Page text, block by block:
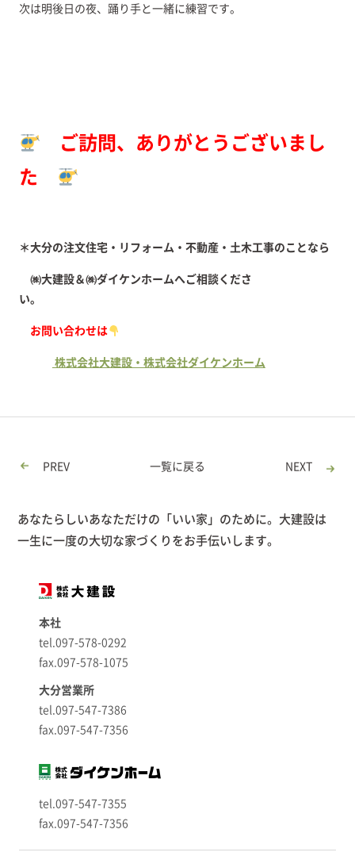
次は明後日の夜、踊り手と一緒に練習です。
ご訪問、ありがとうございまし
た
＊大分の注文住宅・リフォーム・不動産・土木工事のことなら
㈱大建設＆㈱ダイケンホームへご相談くださ
い。
お問い合わせは
株式会社大建設・株式会社ダイケンホーム
PREV 一覧に戻る NEXT
あなたらしいあなただけの「いい家」のために。大建設は
一生に一度の大切な家づくりをお手伝いします。
本社
tel.097-578-0292
fax.097-578-1075
大分営業所
tel.097-547-7386
fax.097-547-7356
tel.097-547-7355
fax.097-547-7356